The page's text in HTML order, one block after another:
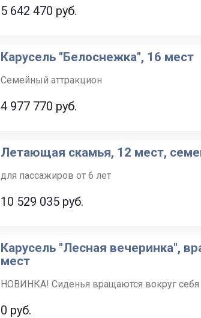
5 642 470 руб.
Карусель "Белоснежка", 16 мест
Семейный аттракцион
4 977 770 руб.
Летающая скамья, 12 мест,
для пассажиров от 6 лет
10 529 035 руб.
Карусель "Лесная вечеринка",
мест
НОВИНКА! Сиденья вращаются вокруг себя
0 руб.